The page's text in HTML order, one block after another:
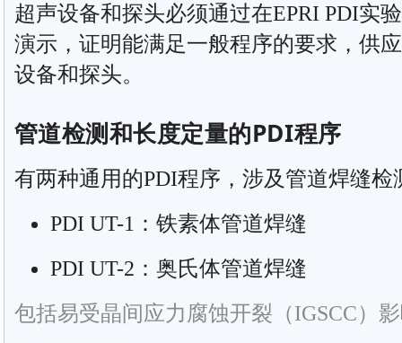
超声设备和探头必须通过在EPRI PDI实
演示，证明能满足一般程序的要求，供
设备和探头。
管道检测和长度定量的PDI程序
有两种通用的PDI程序，涉及管道焊缝检
PDI UT-1：铁素体管道焊缝
PDI UT-2：奥氏体管道焊缝
包括易受晶间应力腐蚀开裂（IGSCC）